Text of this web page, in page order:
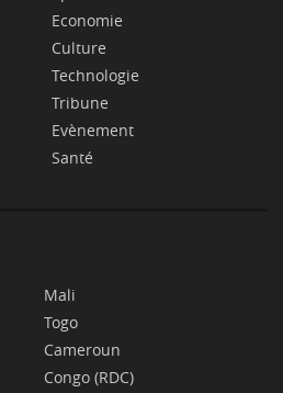
Economie
Culture
Technologie
Tribune
Evènement
Santé
Mali
Togo
Cameroun
Congo (RDC)